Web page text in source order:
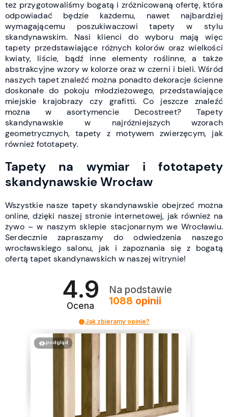
też przygotowaliśmy bogatą i zróżnicowaną ofertę, która
odpowiadać będzie każdemu, nawet najbardziej
wymagającemu poszukiwaczowi tapety w stylu
skandynawskim. Nasi klienci do wyboru mają więc
tapety przedstawiające różnych kolorów oraz wielkości
kwiaty, liście, bądź inne elementy roślinne, a także
abstrakcyjne wzory w kolorze oraz w czerni i bieli. Wśród
naszych tapet znaleźć można ponadto dekoracje ścienne
doskonałe do pokoju młodzieżowego, przedstawiające
miejskie krajobrazy czy grafitti. Co jeszcze znaleźć
można w asortymencie Decostreet? Tapety
skandynawskie w najróżniejszych wzorach
geometrycznych, tapety z motywem zwierzęcym, jak
również fototapety.
Tapety na wymiar i fototapety
skandynawskie Wrocław
Wszystkie nasze tapety skandynawskie obejrzeć można
online, dzięki naszej stronie internetowej, jak również na
żywo – w naszym sklepie stacjonarnym we Wrocławiu.
Serdecznie zapraszamy do odwiedzenia naszego
wrocławskiego salonu, jak i zapoznania się z bogatą
ofertą tapet skandynawskich w naszej witrynie!
4.9
Ocena
Na podstawie
1088 opinii
Jak zbieramy opinie?
podgląd